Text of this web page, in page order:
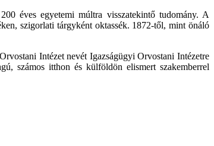
éves egyetemi múltra visszatekintő tudomány. A
szigorlati tárgyként oktassék. 1872-től, mint önáló
Intézet nevét Igazságügyi Orvostani Intézetre
számos itthon és külföldön elismert szakemberrel